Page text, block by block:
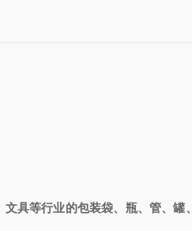
具等行业的包装袋、瓶、管、罐、